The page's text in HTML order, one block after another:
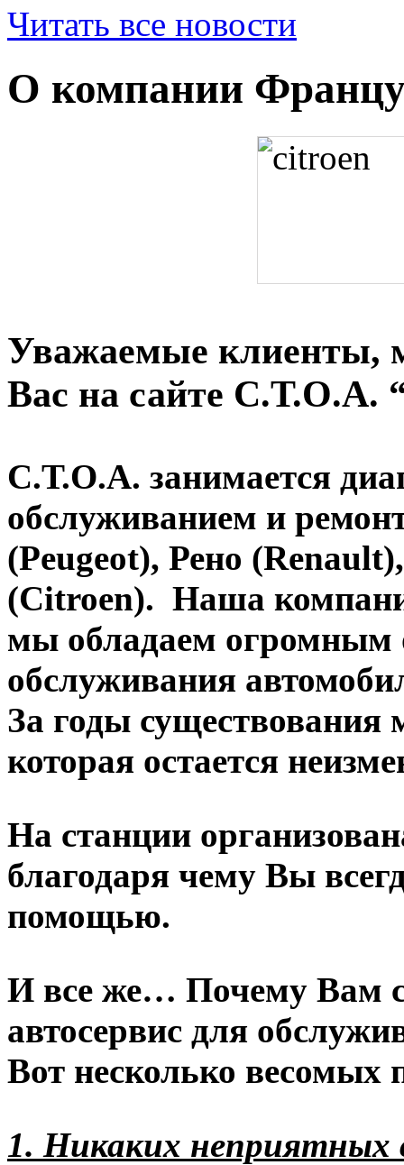
Читать все новости
О компании
Уважаемые клиенты,
Вас на сайте С.Т.О.А.
С.Т.О.А. занимается
обслуживанием и
(Peugeot), Рено
(Citroen). Наша
мы обладаем огромным
обслуживания
За годы существования
которая остается
На станции
благодаря чему Вы
помощью.
И все же… Почему Вам
автосервис для
Вот несколько весомых
1. Никаких неприятных